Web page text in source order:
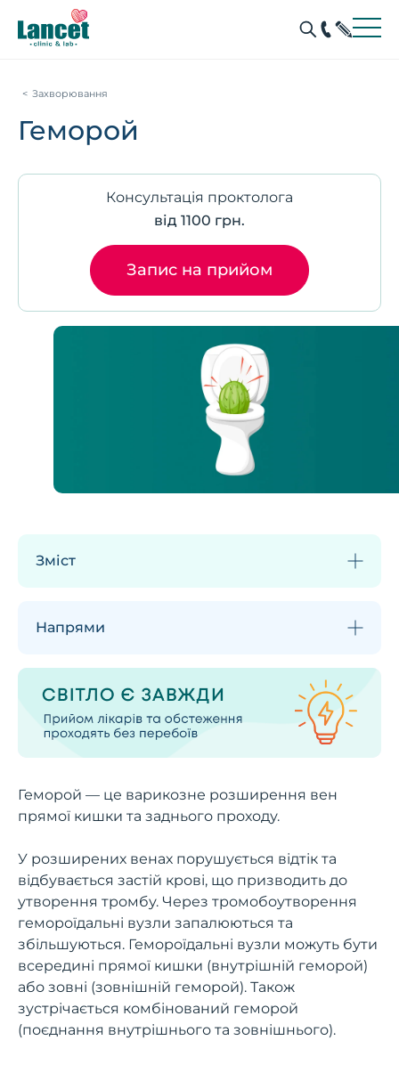
Захворювання
Геморой
Консультація проктолога
від 1100 грн.
Запис на прийом
Геморой — це варикозне розширення вен
прямої кишки та заднього проходу.
У розширених венах порушується відтік та
відбувається застій крові, що призводить до
утворення тромбу. Через тромобоутворення
гемороїдальні вузли запалюються та
збільшуються. Гемороїдальні вузли можуть бути
всередині прямої кишки (внутрішній геморой)
або зовні (зовнішній геморой). Також
зустрічається комбінований геморой
(поєднання внутрішнього та зовнішнього).
Зміст
Напрями